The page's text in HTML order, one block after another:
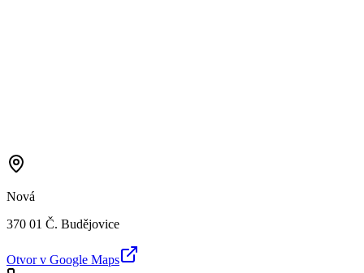
Nová
370 01 Č. Budějovice
Otvor v Google Maps